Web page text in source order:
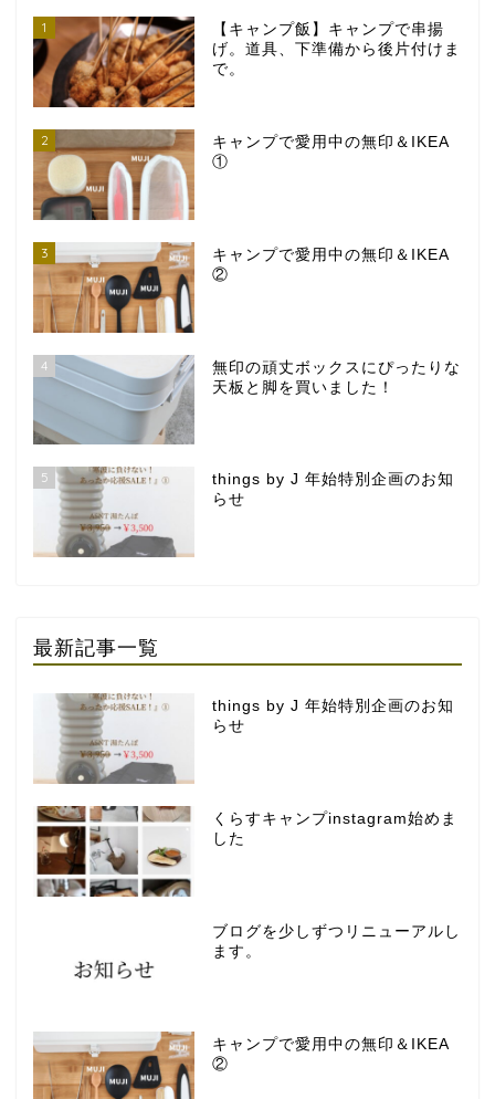
1
【キャンプ飯】キャンプで串揚
げ。道具、下準備から後片付けま
で。
2
キャンプで愛用中の無印＆IKEA
①
3
キャンプで愛用中の無印＆IKEA
②
4
無印の頑丈ボックスにぴったりな
天板と脚を買いました！
5
things by J 年始特別企画のお知
らせ
最新記事一覧
things by J 年始特別企画のお知
らせ
くらすキャンプinstagram始めま
した
ブログを少しずつリニューアルし
ます。
キャンプで愛用中の無印＆IKEA
②